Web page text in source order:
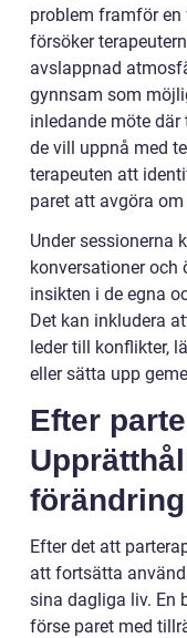
problem framför
försöker
avslappnad
gynnsam som
inledande möte där
de vill uppnå med
terapeuten att
paret att avgöra
Under sessionerna
konversationer
insikten i de egna
Det kan inkludera
leder till konflikter,
eller sätta upp
Efter
förändring
Efter det att
att fortsätta
sina dagliga liv. En
förse paret med